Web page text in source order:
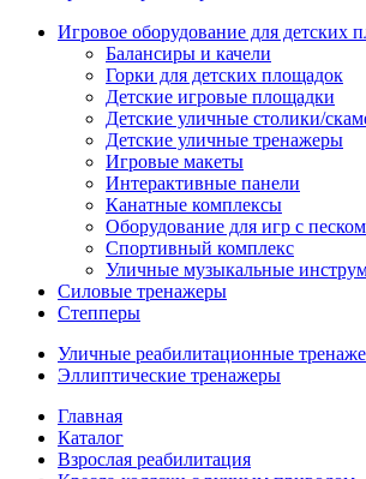
Игровое оборудование для детских
Балансиры и качели
Горки для детских площадок
Детские игровые площадки
Детские уличные столики/
Детские уличные тренажеры
Игровые макеты
Интерактивные панели
Канатные комплексы
Оборудование для игр с
Спортивный комплекс
Уличные музыкальные
Силовые тренажеры
Степперы
Уличные реабилитационные
Эллиптические тренажеры
Главная
Каталог
Взрослая реабилитация